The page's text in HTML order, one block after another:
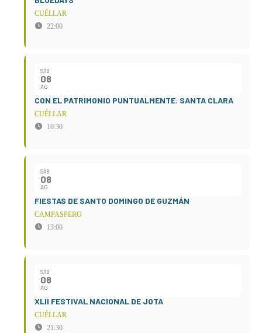
CUÉLLAR
22:00
SÁB
08
AG
CON EL PATRIMONIO PUNTUALMENTE. SANTA CLARA
CUÉLLAR
10:30
SÁB
08
AG
FIESTAS DE SANTO DOMINGO DE GUZMÁN
CAMPASPERO
13:00
SÁB
08
AG
XLII FESTIVAL NACIONAL DE JOTA
CUÉLLAR
21:30